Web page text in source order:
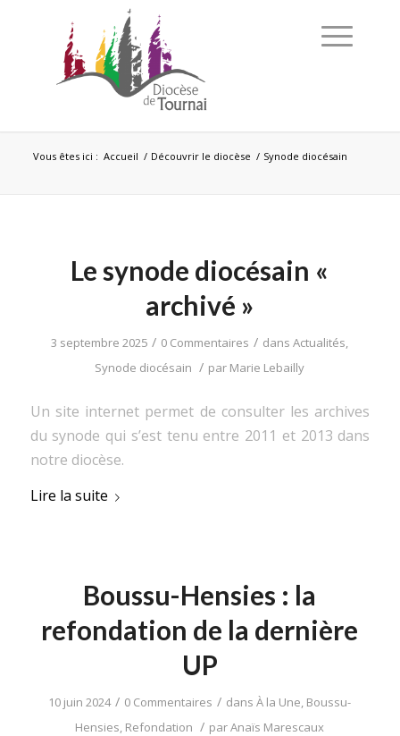
Vous êtes ici : Accueil / Découvrir le diocèse / Synode diocésain
Le synode diocésain «
archivé »
3 septembre 2025 / 0 Commentaires / dansActualités,
Synode diocésain / par Marie Lebailly
Un site internet permet de consulter les archives
du synode qui s’est tenu entre 2011 et 2013 dans
notre diocèse.
Lire la suite
Boussu-Hensies : la
refondation de la dernière
UP
10 juin 2024 / 0 Commentaires / dansÀ la Une Boussu-
Hensies Refondation / parAnaïs Marescaux